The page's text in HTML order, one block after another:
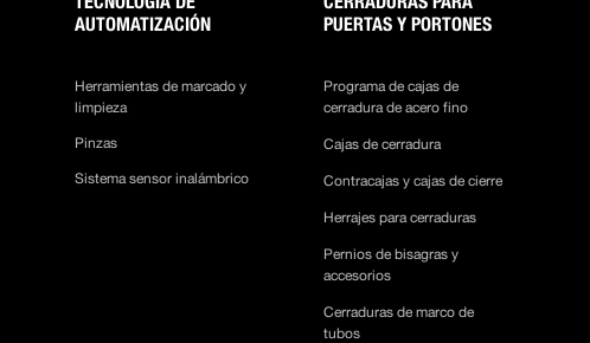
AUTOMATIZACIÓN
Herramientas de marcado y
limpieza
Pinzas
Sistema sensor inalámbrico
PUERTAS Y PORTONES
Programa de cajas de
cerradura de acero fino
Cajas de cerradura
Contracajas y cajas de cierre
Herrajes para cerraduras
Pernios de bisagras y
accesorios
Cerraduras de marco de
tubos